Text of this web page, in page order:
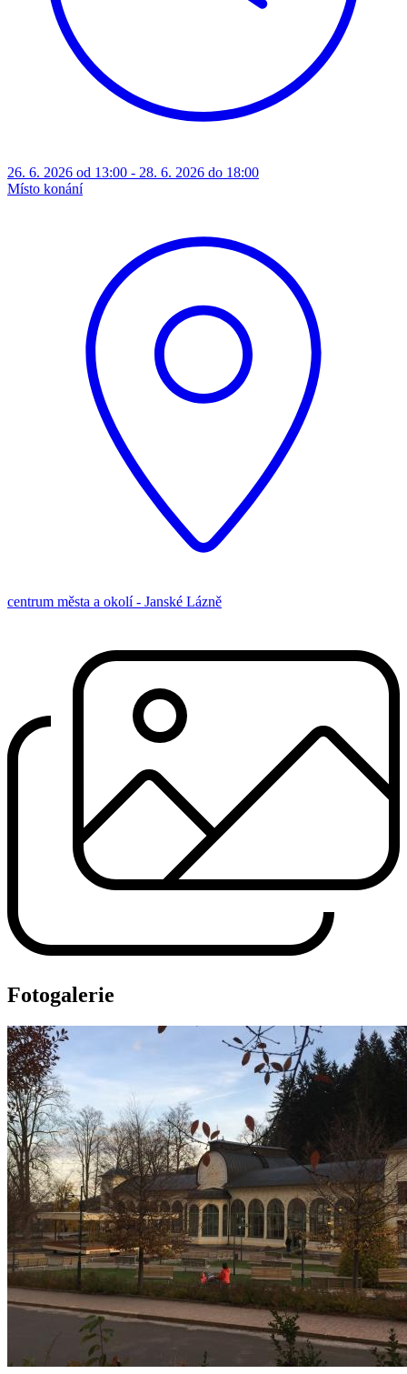
26. 6. 2026 od 13:00 - 28. 6. 2026 do 18:00
Místo konání
centrum města a okolí - Janské Lázně
Fotogalerie